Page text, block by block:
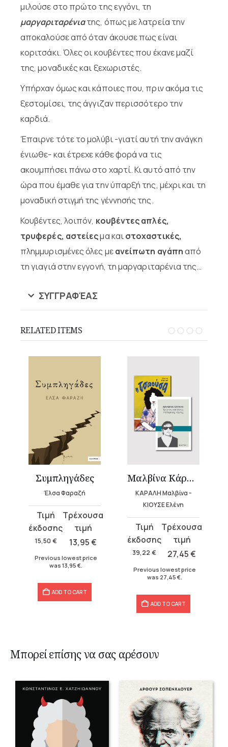
μιλούσε στο πρώτο της εγγόνι, τη
μαργαριταρένιατης, όπως με λατρεία την
αποκαλούσε από όταν άκουσε πως είναι
κοριτσάκι. Όλες οι κουβέντες που έκανε μαζί
της, μοναδικές και ξεχωριστές.
Υπήρχαν όμως και κάποιες που, πριν ακόμα τις
ξεστομίσει, της άγγιζαν περισσότερο την
καρδιά.
Έπαιρνε τότε το μολύβι -γιατί αυτή την ανάγκη
ένιωθε- και έτρεχε κάθε φορά να τις
ακουμπήσει πάνω στο χαρτί. Κι αυτό από την
ώρα που έμαθε για την ύπαρξή της, μέχρι και τη
μοναδική στιγμή της γέννησής της.
Κουβέντες, λοιπόν, κουβέντες απλές,
τρυφερές, αστείεςμα καιστοχαστικές,
πλημμυρισμένες όλες μεανείπωτη αγάπηαπό
τη γιαγιά στην εγγονή, τη μαργαριταρένια της…
ΣΥΓΓΡΑΦΈΑΣ
RELATED ITEMS
Συμπληγάδες
Έλσα Φαραζή
15,50 €
Original
price
was:
13,95€
Current
price
is:
Previous lowest price
was 13,95 €
ADD TO CART
Μαλβίνα Κάραλη & «Η Τσαούσα»
ΚΑΡΑΛΗ Μαλβίνα -
ΚΙΟΥΣΕ Ελένη
39,22 €
Original
price
was:
27,45€
Current
price
is:
Previous lowest price
was 27,45 €
ADD TO CART
Μπορεί επίσης να σας αρέσουν